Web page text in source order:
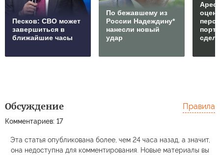
Песков: СВО может
завершиться в
ближайшие часы
По бежавшему из
России Надеждину*
нанесли новый
удар
Обсуждение
Комментариев: 17
Правила
Эта статья опубликована более, чем 24 часа назад, а значит,
она недоступна для комментирования. Новые материалы вы